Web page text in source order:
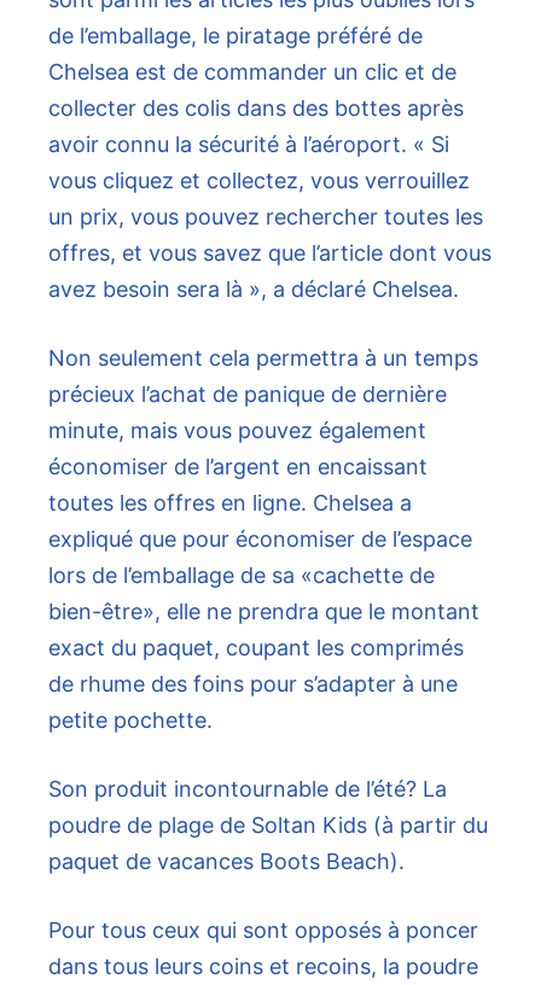
de l’emballage, le piratage préféré de
Chelsea est de commander un clic et de
collecter des colis dans des bottes après
avoir connu la sécurité à l’aéroport. « Si
vous cliquez et collectez, vous verrouillez
un prix, vous pouvez rechercher toutes les
offres, et vous savez que l’article dont vous
avez besoin sera là », a déclaré Chelsea.
Non seulement cela permettra à un temps
précieux l’achat de panique de dernière
minute, mais vous pouvez également
économiser de l’argent en encaissant
toutes les offres en ligne. Chelsea a
expliqué que pour économiser de l’espace
lors de l’emballage de sa «cachette de
bien-être», elle ne prendra que le montant
exact du paquet, coupant les comprimés
de rhume des foins pour s’adapter à une
petite pochette.
Son produit incontournable de l’été? La
poudre de plage de Soltan Kids (à partir du
paquet de vacances Boots Beach).
Pour tous ceux qui sont opposés à poncer
dans tous leurs coins et recoins, la poudre